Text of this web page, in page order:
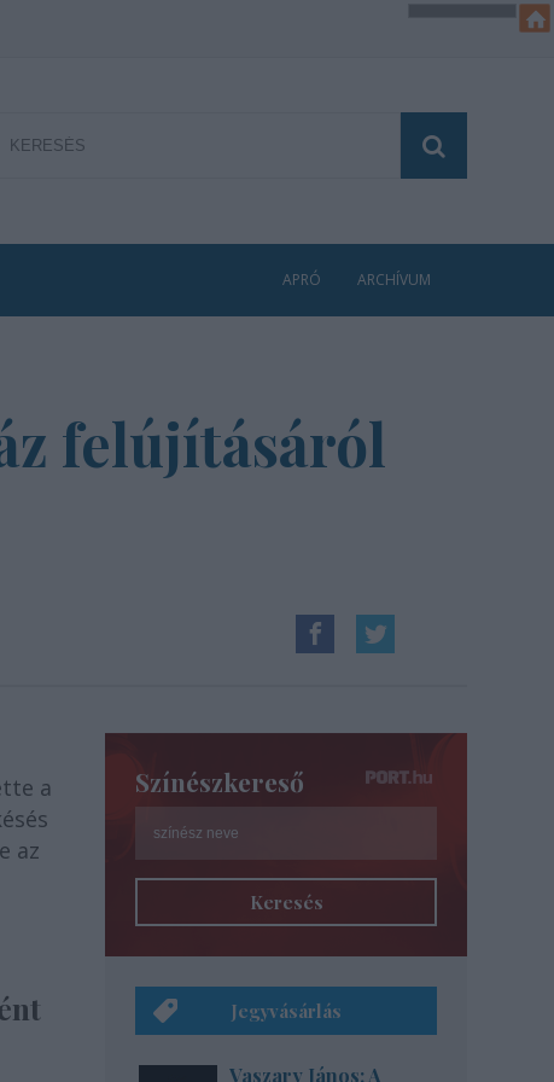
APRÓ ARCHÍVUM
felújításáról
a
az
Színészkereső
Keresés
Jegyvásárlás
Vaszary János: A